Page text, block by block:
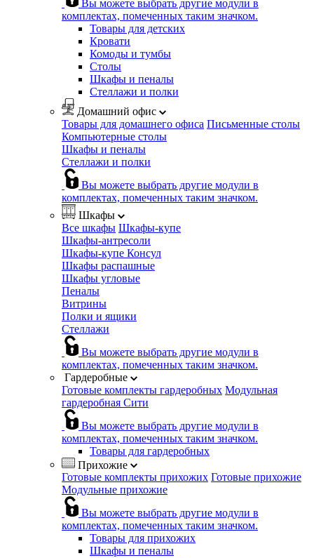
Вы можете выбрать другие модули в
комплектах, помеченных таким значком.
Товары для детских
Кровати
Комоды и тумбы
Столы
Шкафы и пеналы
Стеллажи и полки
Домашний офис
Товары для домашнего офиса Письменные столы
Компьютерные столы
Шкафы и пеналы
Стеллажи и полки
Вы можете выбрать другие модули в
комплектах, помеченных таким значком.
Шкафы
Все шкафы Шкафы-купе
Шкафы-антресоли
Шкафы-купе Консул
Шкафы распашные
Шкафы угловые
Пеналы
Витрины
Полки и ящики
Стеллажи
Вы можете выбрать другие модули в
комплектах, помеченных таким значком.
Гардеробные
Готовые комплекты гардеробных Модульная
гардеробная Сити
Вы можете выбрать другие модули в
комплектах, помеченных таким значком.
Товары для гардеробных
Прихожие
Готовые комплекты прихожих Готовые прихожие
Модульные прихожие
Вы можете выбрать другие модули в
комплектах, помеченных таким значком.
Товары для прихожих
Шкафы и пеналы